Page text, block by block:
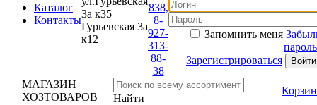
Каталог
Контакты
3а к35
Гурьевская 3а
к12
838,
8-
927-
313-
88-
38
Запомнить меня Забыли
пароль?
Зарегистрироваться
МАГАЗИН
ХОЗТОВАРОВ
Найти
Корзина